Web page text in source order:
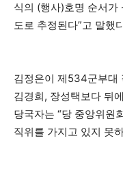
식의 (행사)호명 순서가
도로 추정된다”고 말했
김정은이 제534군부대
김경희, 장성택보다 뒤
당국자는 “당 중앙위원
직위를 가지고 있지 못